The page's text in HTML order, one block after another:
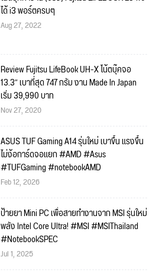
ได้ i3 พอร์ตครบๆ
Aug 27, 2022
Review Fujitsu LifeBook UH-X โน้ตบุ๊คจอ
13.3″ เบาที่สุด 747 กรัม งาน Made In Japan
เริ่ม 39,990 บาท
Nov 27, 2020
ASUS TUF Gaming A14 รุ่นใหม่ เบาขึ้น แรงขึ้น
ไม่ง้อการ์ดจอแยก #AMD #Asus
#TUFGaming #notebookAMD
Feb 12, 2026
ป้ายยา Mini PC เพื่อสายทำงานจาก MSI รุ่นใหม่
พลัง Intel Core Ultra! #MSI #MSIThailand
#NotebookSPEC
Jul 1, 2025